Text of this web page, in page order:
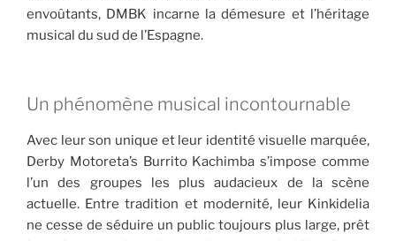
envoûtants, DMBK incarne la démesure et l’héritage
musical du sud de l’Espagne.
Un phénomène musical incontournable
Avec leur son unique et leur identité visuelle marquée,
Derby Motoreta’s Burrito Kachimba s’impose comme
l’un des groupes les plus audacieux de la scène
actuelle. Entre tradition et modernité, leur Kinkidelia
ne cesse de séduire un public toujours plus large, prêt